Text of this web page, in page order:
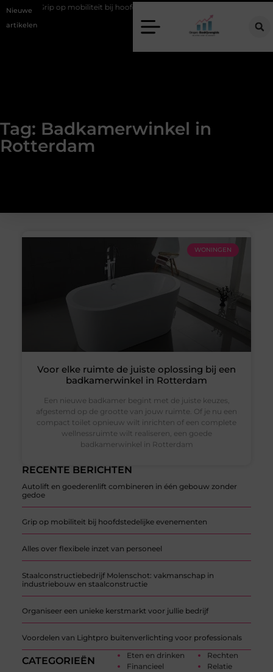
Nieuwe
artikelen
Grip op mobiliteit bij hoofdstedelijke evenementen
Tag: Badkamerwinkel in
Rotterdam
RECENTE BERICHTEN
Autolift en goederenlift combineren in één gebouw zonder
gedoe
Grip op mobiliteit bij hoofdstedelijke evenementen
Alles over flexibele inzet van personeel
Staalconstructiebedrijf Molenschot: vakmanschap in
industriebouw en staalconstructie
Organiseer een unieke kerstmarkt voor jullie bedrijf
Voordelen van Lightpro buitenverlichting voor professionals
CATEGORIEËN
Eten en drinken
Financieel
Rechten
Relatie
WONINGEN
Voor elke ruimte de juiste oplossing bij een
badkamerwinkel in Rotterdam
Een nieuwe badkamer begint met de juiste keuzes,
afgestemd op de grootte van jouw ruimte. Of je nu een
compact toilet opnieuw wilt inrichten of een complete
wellnessruimte wilt realiseren, een goede
badkamerwinkel in Rotterdam